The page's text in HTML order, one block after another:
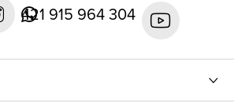
421 915 964 304